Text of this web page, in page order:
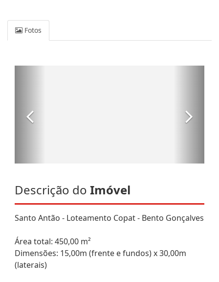
Fotos
Descrição do Imóvel
Santo Antão - Loteamento Copat - Bento Gonçalves
Área total: 450,00 m²
Dimensões: 15,00m (frente e fundos) x 30,00m
(laterais)